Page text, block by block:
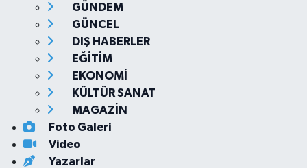
GÜNDEM
GÜNCEL
DIŞ HABERLER
EĞİTİM
EKONOMİ
KÜLTÜR SANAT
MAGAZİN
Foto Galeri
Video
Yazarlar